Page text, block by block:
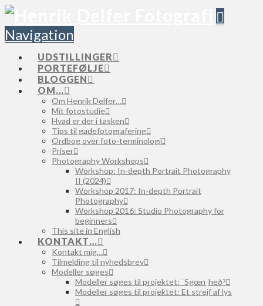
Navigation
UDSTILLINGER
PORTEFØLJE
BLOGGEN
OM…
Om Henrik Delfer…
Mit fotostudie
Hvad er der i tasken
Tips til gadefotografering
Ordbog over foto-terminologi
Priser
Photography Workshops
Workshop: In-depth Portrait Photography
II (2024)
Workshop 2017: In-depth Portrait
Photography
Workshop 2016: Studio Photography for
beginners
This site in English
KONTAKT…
Kontakt mig…
Tilmelding til nyhedsbrev
Modeller søges
Modeller søges til projektet: ˈSgœnˌheðˀ
Modeller søges til projektet: Et strejf af lys